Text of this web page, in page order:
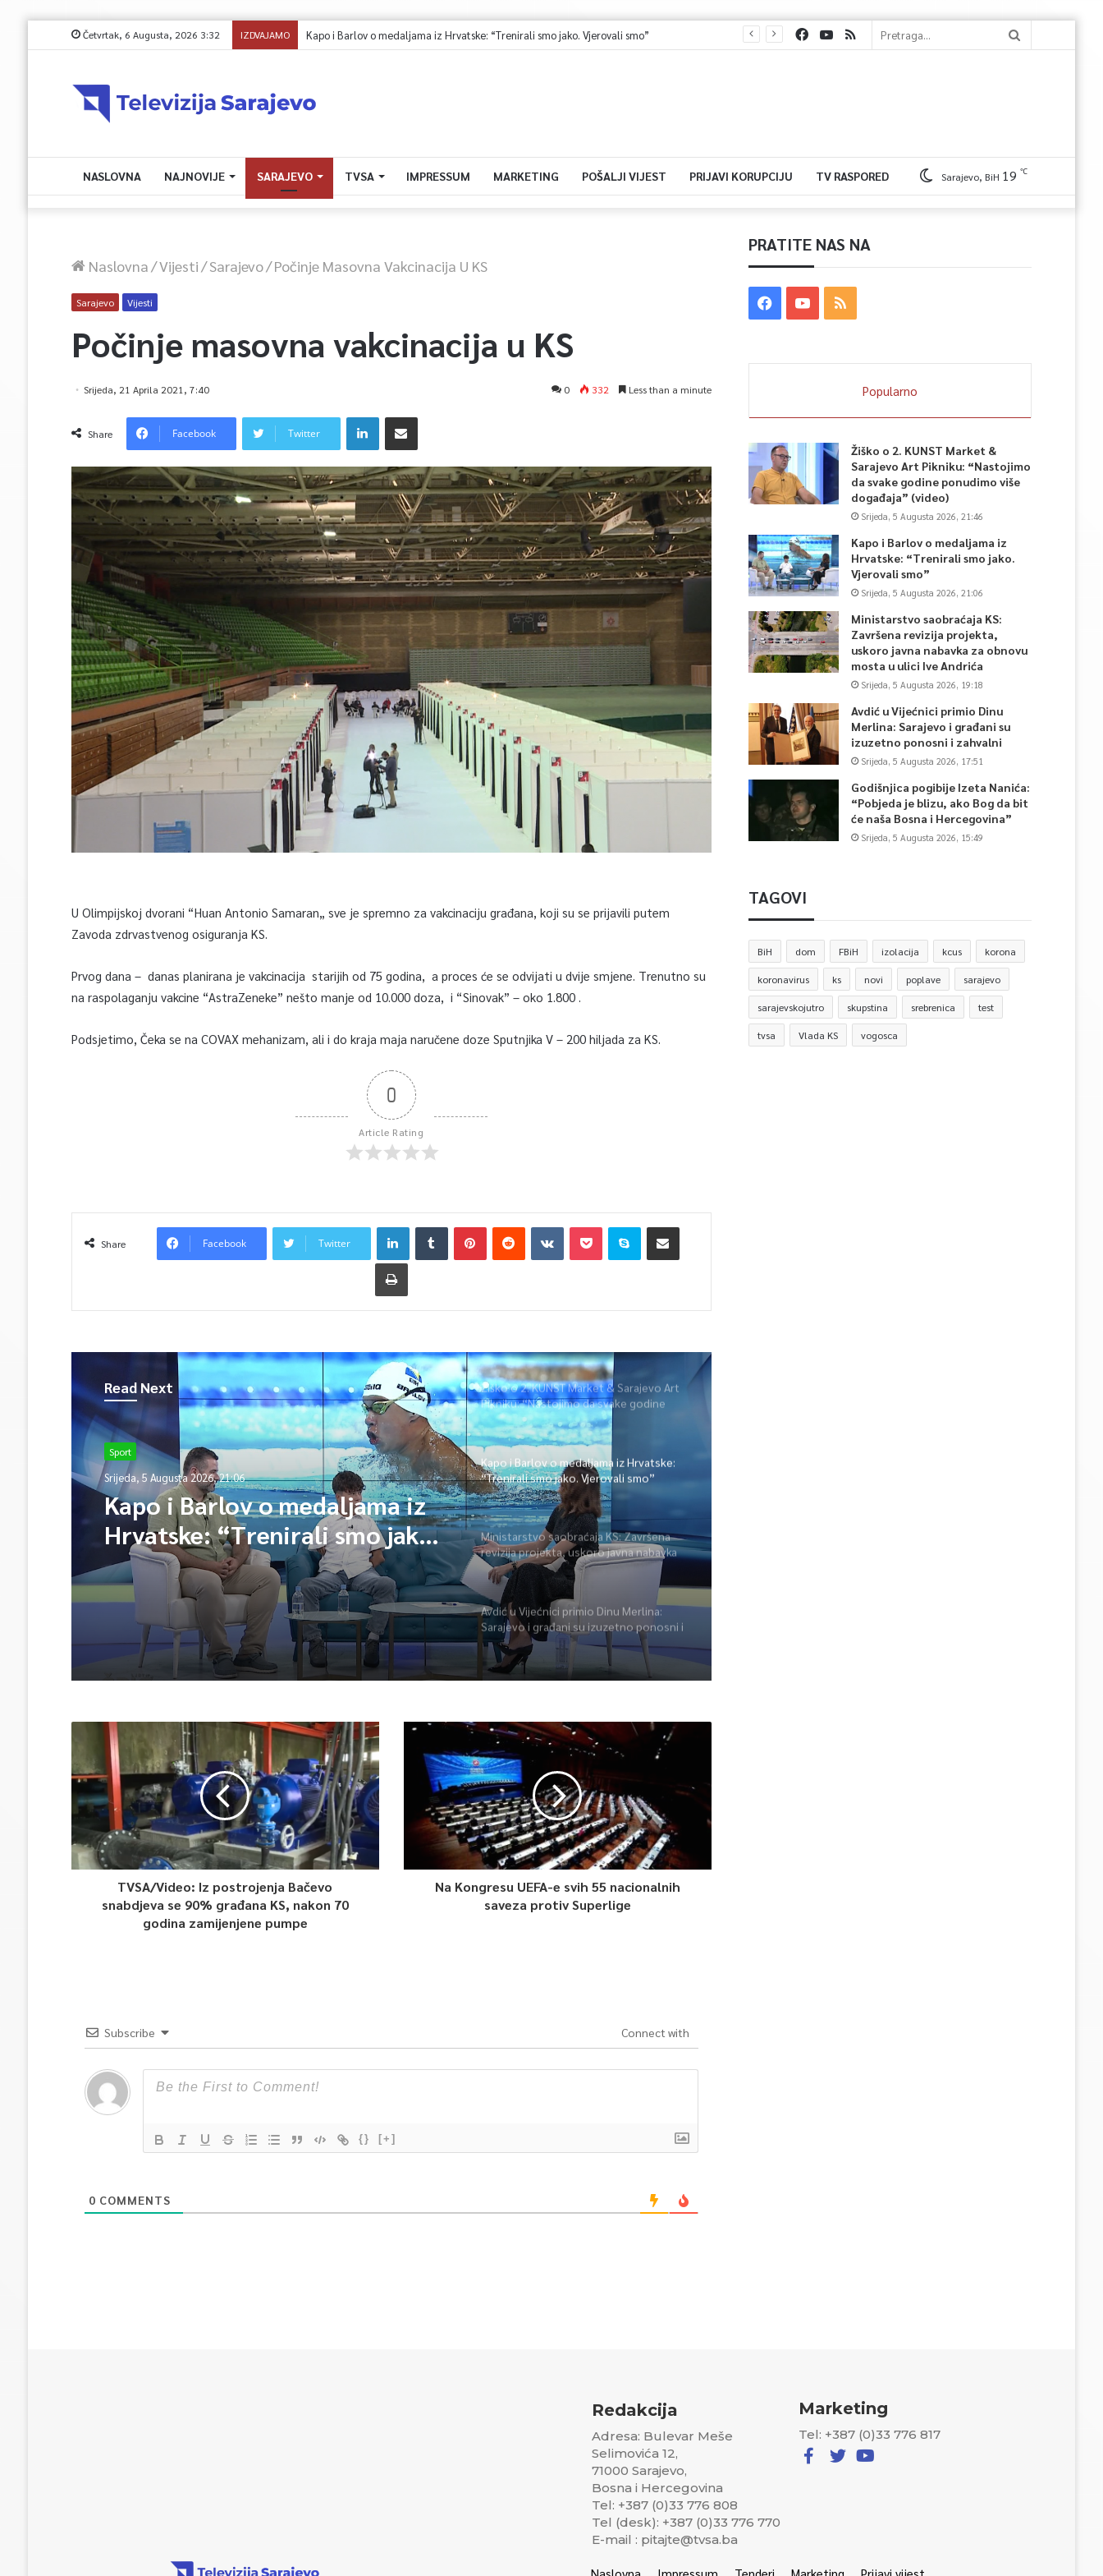
Četvrtak, 6 Augusta, 2026 3:32 IZDVAJAMO Kapo i Barlov o medaljama iz Hrvatske: “Trenirali smo jako. Vjerovali smo”
NASLOVNA NAJNOVIJE SARAJEVO TVSA IMPRESSUM MARKETING POŠALJI VIJEST PRIJAVI KORUPCIJU TV RASPORED Sarajevo, BiH 19 ℃
Naslovna/Vijesti/Sarajevo/Počinje Masovna Vakcinacija U KS
Sarajevo Vijesti
Počinje masovna vakcinacija u KS
Srijeda, 21 Aprila 2021, 7:40 0 332 Less than a minute
Share Facebook Twitter
U Olimpijskoj dvorani “Huan Antonio Samaran„ sve je spremno za vakcinaciju građana, koji su se prijavili putem
Zavoda zdrvastvenog osiguranja KS.
Prvog dana – danas planirana je vakcinacija starijih od 75 godina, a proces će se odvijati u dvije smjene. Trenutno su
na raspolaganju vakcine “AstraZeneke” nešto manje od 10.000 doza, i “Sinovak” – oko 1.800 .
Podsjetimo, Čeka se na COVAX mehanizam, ali i do kraja maja naručene doze Sputnjika V – 200 hiljada za KS.
0
Article Rating
Share Facebook Twitter
Read Next
Sport
Srijeda, 5 Augusta 2026, 21:06
Kapo i Barlov o medaljama iz
Hrvatske: “Trenirali smo jako.
Vjerovali smo”
Žiško o 2. KUNST Market & Sarajevo Art
Pikniku: “Nastojimo da svake godine
ponudimo više događaja” (video)
Kapo i Barlov o medaljama iz Hrvatske:
“Trenirali smo jako. Vjerovali smo”
Ministarstvo saobraćaja KS: Završena
revizija projekta, uskoro javna nabavka
za obnovu mosta u ulici Ive Andrića
Avdić u Vijećnici primio Dinu Merlina:
Sarajevo i građani su izuzetno ponosni i
zahvalni
TVSA/Video: Iz postrojenja Bačevo
snabdjeva se 90% građana KS, nakon 70
godina zamijenjene pumpe
Na Kongresu UEFA-e svih 55 nacionalnih
saveza protiv Superlige
Subscribe Connect with
{} [+]
0 COMMENTS
PRATITE NAS NA
Popularno
Žiško o 2. KUNST Market &
Sarajevo Art Pikniku: “Nastojimo
da svake godine ponudimo više
događaja” (video)
Srijeda, 5 Augusta 2026, 21:46
Kapo i Barlov o medaljama iz
Hrvatske: “Trenirali smo jako.
Vjerovali smo”
Srijeda, 5 Augusta 2026, 21:06
Ministarstvo saobraćaja KS:
Završena revizija projekta,
uskoro javna nabavka za obnovu
mosta u ulici Ive Andrića
Srijeda, 5 Augusta 2026, 19:18
Avdić u Vijećnici primio Dinu
Merlina: Sarajevo i građani su
izuzetno ponosni i zahvalni
Srijeda, 5 Augusta 2026, 17:51
Godišnjica pogibije Izeta Nanića:
“Pobjeda je blizu, ako Bog da bit
će naša Bosna i Hercegovina”
Srijeda, 5 Augusta 2026, 15:49
TAGOVI
BiH dom FBiH izolacija kcus korona
koronavirus ks novi poplave sarajevo
sarajevskojutro skupstina srebrenica test
tvsa Vlada KS vogosca
Redakcija
Adresa: Bulevar Meše
Selimovića 12,
71000 Sarajevo,
Bosna i Hercegovina
Tel: +387 (0)33 776 808
Tel (desk): +387 (0)33 776 770
E-mail : pitajte@tvsa.ba
Marketing
Tel: +387 (0)33 776 817